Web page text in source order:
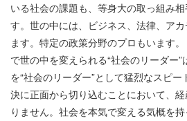
いる社会の課題も、等身大の取っ組み
す。世の中には、ビジネス、法律、ア
ます。特定の政策分野のプロもいます
で世の中を変えられる“社会のリーダー
を“社会のリーダー”として猛烈なスピ
決に正面から切り込むことにおいて、
りません。社会を本気で変える気概を